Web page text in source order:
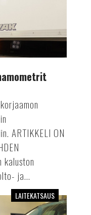
ARTIKKELI ON
kaluston
ja...
LAITEKATSAUS